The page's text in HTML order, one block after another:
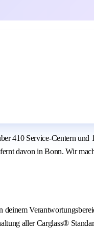
410 Service-Centern
davon in Bonn. Wir
aller Carglass®